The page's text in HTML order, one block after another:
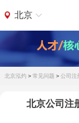
北京
北京泓灼 > 常见问题 > 公司注
北京公司注